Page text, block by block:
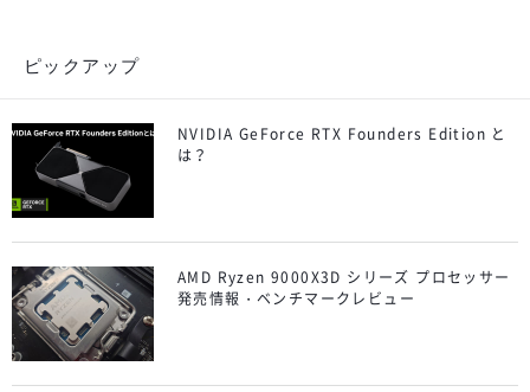
ピックアップ
NVIDIA GeForce RTX Founders Edition と
は？
AMD Ryzen 9000X3D シリーズ プロセッサー
発売情報・ベンチマークレビュー